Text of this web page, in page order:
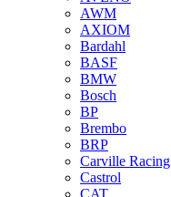
AWM
AXIOM
Bardahl
BASF
BMW
Bosch
BP
Brembo
BRP
Carville Racing
Castrol
CAT